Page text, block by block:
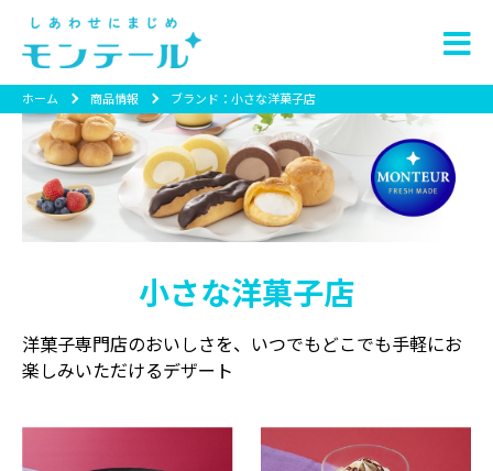
ホーム 商品情報 ブランド：小さな洋菓子店
小さな洋菓子店
洋菓子専門店のおいしさを、いつでもどこでも手軽にお
楽しみいただけるデザート